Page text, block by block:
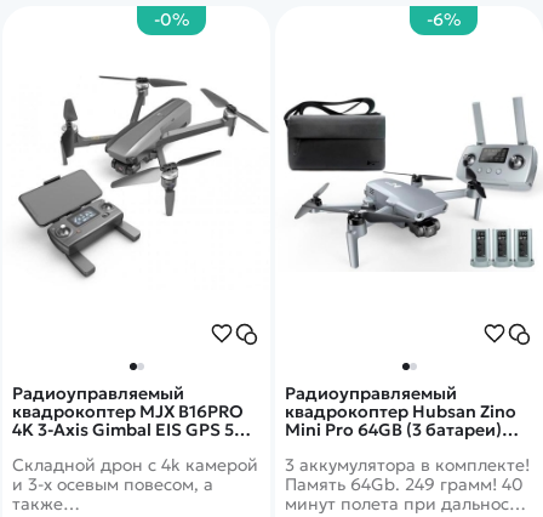
-0%
Радиоуправляемый
квадрокоптер MJX B16PRO
4K 3-Axis Gimbal EIS GPS 5G -
Складной дрон с 4k камерой
и 3-х осевым повесом, а
также
-6%
Радиоуправляемый
квадрокоптер Hubsan Zino
Mini Pro 64GB (3 батареи)
COMBO-3
3 аккумулятора в комплекте!
Память 64Gb. 249 грамм! 40
минут полета при дальности